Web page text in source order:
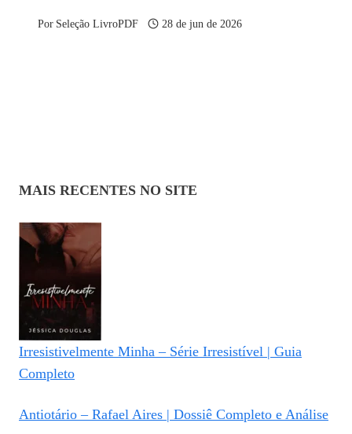
Por Seleção LivroPDF 28 de jun de 2026
MAIS RECENTES NO SITE
Irresistivelmente Minha – Série Irresistível | Guia
Completo
Antiotário – Rafael Aires | Dossiê Completo e Análise